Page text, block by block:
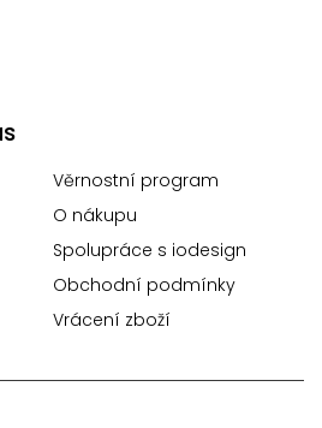
Věrnostní program
O nákupu
Spolupráce s iodesign
Obchodní podmínky
Vrácení zboží